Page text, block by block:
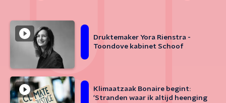
Druktemaker Yora Rienstra -
Toondove kabinet Schoof
Klimaatzaak Bonaire begint:
'Stranden waar ik altijd heenging